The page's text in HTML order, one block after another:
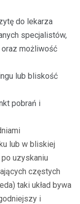
do lekarza
specjalistów,
możliwość
lub bliskość
pobrań i
lub w bliskiej
uzyskaniu
częstych
taki układ bywa
i